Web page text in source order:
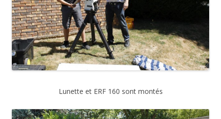
Lunette et ERF 160 sont montés